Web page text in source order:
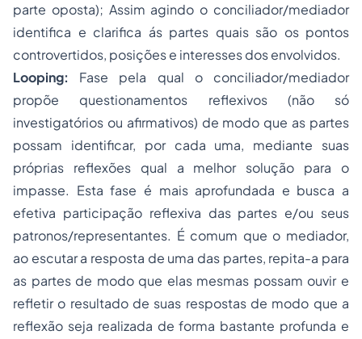
parte oposta); Assim agindo o conciliador/mediador
identifica e clarifica ás partes quais são os pontos
controvertidos, posições e interesses dos envolvidos.
Looping: Fase pela qual o conciliador/mediador
propõe questionamentos reflexivos (não só
investigatórios ou afirmativos) de modo que as partes
possam identificar, por cada uma, mediante suas
próprias reflexões qual a melhor solução para o
impasse. Esta fase é mais aprofundada e busca a
efetiva participação reflexiva das partes e/ou seus
patronos/representantes. É comum que o mediador,
ao escutar a resposta de uma das partes, repita-a para
as partes de modo que elas mesmas possam ouvir e
refletir o resultado de suas respostas de modo que a
reflexão seja realizada de forma bastante profunda e